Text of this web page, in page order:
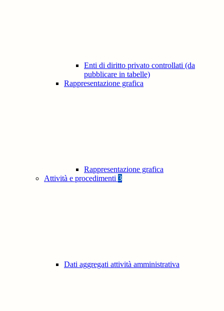
Enti di diritto privato controllati (da
pubblicare in tabelle)
Rappresentazione grafica
Rappresentazione grafica
Attività e procedimenti 3
Dati aggregati attività amministrativa